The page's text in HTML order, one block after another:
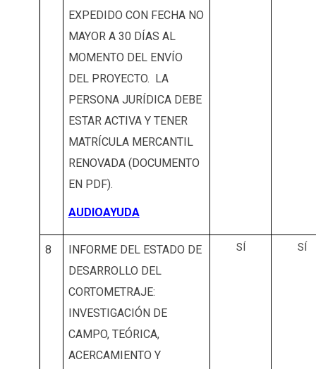
EXPEDIDO CON FECHA NO
MAYOR A 30 DÍAS AL
MOMENTO DEL ENVÍO
DEL PROYECTO. LA
PERSONA JURÍDICA DEBE
ESTAR ACTIVA Y TENER
MATRÍCULA MERCANTIL
RENOVADA (DOCUMENTO
EN PDF).
AUDIOAYUDA
8
INFORME DEL ESTADO DE
DESARROLLO DEL
CORTOMETRAJE:
INVESTIGACIÓN DE
CAMPO, TEÓRICA,
ACERCAMIENTO Y
SÍ SÍ